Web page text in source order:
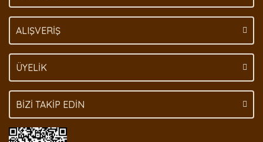
ALIŞVERİŞ
ÜYELİK
BİZİ TAKİP EDİN